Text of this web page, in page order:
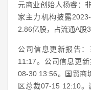
元商业创始人杨睿：
家主力机构披露
2.86亿股，占流通A股
公司信息更新报告
11:17。公司信息更
08-30 13:56。国贸商
区总裁07-15 12:10